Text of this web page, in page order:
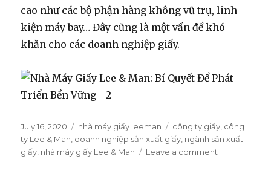
cao như các bộ phận hàng không vũ trụ, linh
kiện máy bay… Đây cũng là một vấn đề khó
khăn cho các doanh nghiệp giấy.
Posted
on
July 16, 2020 Categories
nhà máy giấy leeman Tags
công ty giấy công
ty Lee & Man doanh nghiệp sản xuất giấy ngành sản xuất
giấy nhà máy giấy Lee & Man Leave a comment